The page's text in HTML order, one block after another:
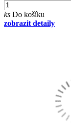
ks Do košíku
zobrazit detaily